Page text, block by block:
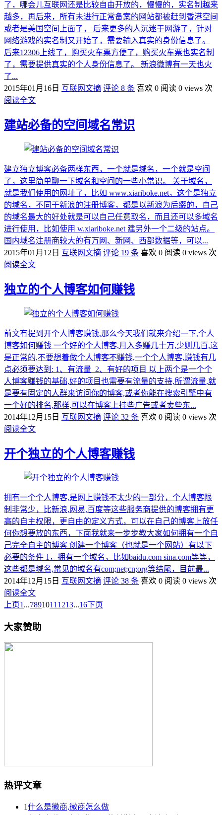
了，哪会儿互联网还是比较自由开放的，慢慢的，实名制越来
越多，再后来，所有未进行正常备案的网站都被赶到香港空间
或者是美国空间上面了， 后来更多的人沉迷于网游了，针对
网络游戏的实名制又开始了，需要输入真实的身份信息了。
后来12306上线了，购买火车票方便了，购买火车票也实名制
了，需要提供真实的个人身份信息了。 新浪微博有一天也火
了...
2015年01月16日 互联网文摘 评论 8 条 喜欢 0 阅读 0 views 次
阅读全文
建站必备的空间域名常识
建立独立博客必备两样东西，一个就是域名，一个就是空间
了，这里简单聊一下域名和空间的一些小常识。 关于域名，
就是我们使用的网址了，比如 www.xiariboke.net，这个是独立
的域名，不同于新浪的注册博客，都是以新浪为后缀的，自己
的域名最大的好处就是可以自己任意取名，而且还可以多域名
进行使用，比如使用 w.xiariboke.net 建另外一个二级的站点。
国内域名注册商较大的有万网、新网、西部数据等，可以...
2015年01月12日 互联网文摘 评论 19 条 喜欢 0 阅读 0 views 次
阅读全文
独立的个人博客如何赚钱
前文有提到开个人博客赚钱,那么今天我们就来介绍一下,个人
博客如何赚钱 一个好的个人博客,月入多赚几十万,少则几百,这
是正常的,不要想着做个人博客不赚钱,一个个人博客,赚钱有几
点必须要达到: 1、有流量 2、有好的项目 以上两个是一个个
人博客赚钱的基础,好的项目也需要有流量的支持,所谓流量,就
是要有固定的人群来访问你的博客,或者你能在搜索引擎中有
一个好的排名,那样,可以在博客上挂些广告或者卖些东...
2014年12月15日 互联网文摘 评论 32 条 喜欢 0 阅读 0 views 次
阅读全文
开个独立的个人博客赚钱
拥有一个个人博客,是网上赚钱不太少的一部分，个人博客限
制非常少，比新浪,网易,百度等这些服务商提供的博客拥有更
高的自主权限，更自由的定义方式，可以在自己的博客上放任
何你想要放的东西，下面我就来一步步教大家如何拥有一个自
己完全自主的博客 创建一个博客（也就是一个网站）有以下
必要的条件 1，拥有一个域名，比如baidu.com sina.com等等，
这些都是域名,常见的域名有com;net;cn;org等结尾，目前最...
2014年12月15日
互联网文摘 评论 38 条 喜欢 0 阅读 0 views 次
阅读全文
上页1...78910111213...16 下页
大家赞助
热评文章
1什么是微商,微商怎么做